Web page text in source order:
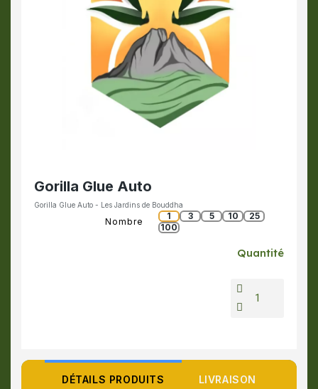
Gorilla Glue Auto
Gorilla Glue Auto - Les Jardins de Bouddha
Nombre
1 3 5 10
25
100
Quantité
DÉTAILS PRODUITS LIVRAISON